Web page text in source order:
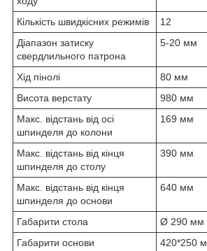
Кількість швидкісних режимів
12
Діапазон затиску
свердлильного патрона
5-20 мм
Хід пінолі
80 мм
Висота верстату
980 мм
Макс. відстань від осі
шпинделя до колони
169 мм
Макс. відстань від кінця
шпинделя до столу
390 мм
Макс. відстань від кінця
шпинделя до основи
640 мм
Габарити стола
Ø 290 мм
Габарити основи
420*250